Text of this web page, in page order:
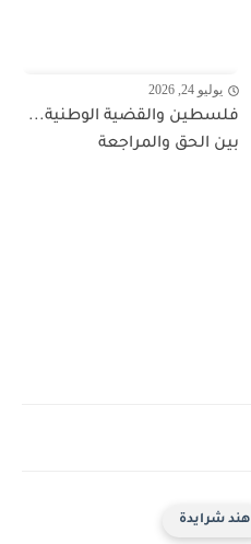
يوليو 24, 2026
فلسطين والقضية الوطنية...
بين الحق والمراجعة
هند شرايدة